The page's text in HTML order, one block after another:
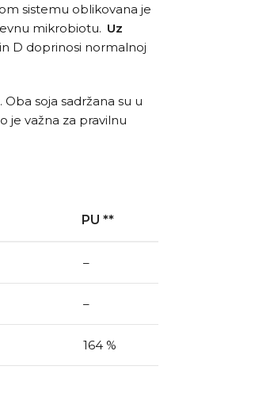
sistemu oblikovana je
mikrobiotu. Uz
D doprinosi normalnoj
soja sadržana su u
je važna za pravilnu
PU **
–
–
164 %